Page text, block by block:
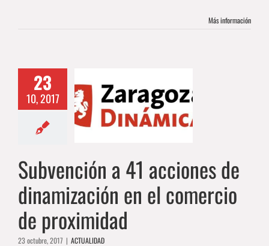
Más información
23
10, 2017
a 41
de
en el
de
Subvención a 41 acciones de
dinamización en el comercio
de proximidad
23 octubre, 2017 | ACTUALIDAD